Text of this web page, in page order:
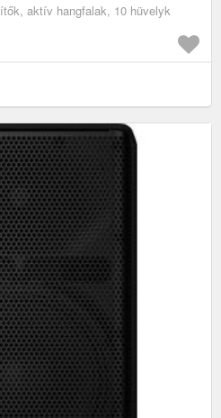
aktív hangfalak, 10 hüvelyk